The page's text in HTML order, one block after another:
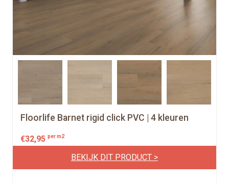
Floorlife Barnet rigid click PVC | 4 kleuren
€32,95 per m2
BEKIJK DIT PRODUCT >